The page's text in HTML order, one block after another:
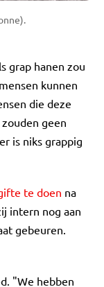
grap hanen zou
kunnen
die deze
geen
is niks grappig
te doen na
intern nog aan
gebeuren.
"We hebben